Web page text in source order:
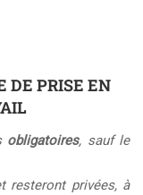
DE PRISE EN
obligatoires, sauf le
resteront privées, à